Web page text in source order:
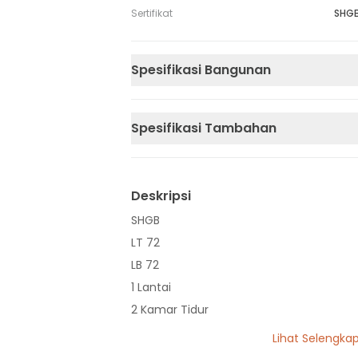
Sertifikat
Spesifikasi Bangunan
Spesifikasi Tambahan
Deskripsi
SHGB
LT 72
LB 72
1 Lantai
2 Kamar Tidur
Lihat